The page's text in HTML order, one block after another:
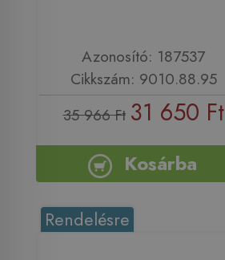
Azonosító: 187537
Cikkszám: 9010.88.95
35 966 Ft 31 650 Ft
Kosárba
Rendelésre